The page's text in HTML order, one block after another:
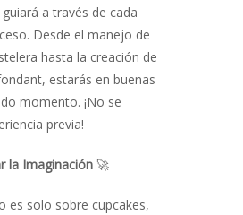
a través de cada
Desde el manejo de
hasta la creación de
estarás en buenas
momento. ¡No se
previa!
la Imaginación 🚀
es solo sobre cupcakes,